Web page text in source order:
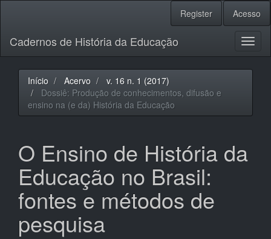
principal
Barra
Lateral
Register Acesso
Cadernos de História da Educação
Início Acervo
v. 16 n. 1 (2017)
Dossiê: Produção de conhecimentos, difusão e
ensino na (e da) História da Educação
O Ensino de História da
Educação no Brasil:
fontes e métodos de
pesquisa